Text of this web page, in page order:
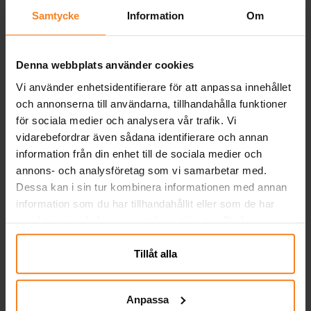
Samtycke Information Om
Denna webbplats använder cookies
Vi använder enhetsidentifierare för att anpassa innehållet
och annonserna till användarna, tillhandahålla funktioner
för sociala medier och analysera vår trafik. Vi
vidarebefordrar även sådana identifierare och annan
information från din enhet till de sociala medier och
annons- och analysföretag som vi samarbetar med.
Dessa kan i sin tur kombinera informationen med annan
information som du har tillhandahållit eller som de har
närsomhelst ändra ditt samtycke.
Tillåt alla
Anpassa
Färgsprakande plastduk med häftiga
en racinginspirerad dukning. Bordsduken
bord.
Pris:69,00 kr
69,00 kr
KÖP
Hot Wheels - Servetter 20-pack
20 st. snygga servetter med actionfyllda
motiv från Hot Wheels, där du möter
häftiga bilar redo för nya lopp. Perfekta
för att skapa en fartfylld och spännande
Pris: 39,00 kr
39,00 kr
KÖP
Hot Wheels - Pappmuggar 8-pack
Hot Wheels. Muggarna är ca 10 cm